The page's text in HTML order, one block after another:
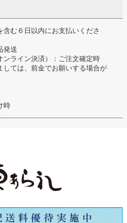
含む６日以内にお支払いくださ
発送
ンライン決済）：ご注文確定時
しては、前金でお願いする場合が
時